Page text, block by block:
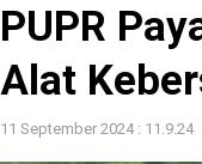
PUPR
Alat
11 September 2024 : 11.9.24